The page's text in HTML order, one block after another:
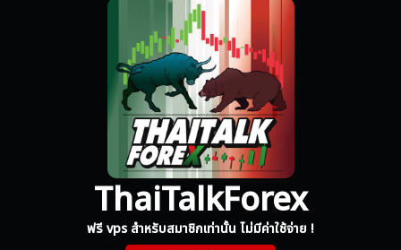
ThaiTalkForex
ฟรี vps สำหรับสมาชิกเท่านั้น ไม่มีค่าใช้จ่าย !